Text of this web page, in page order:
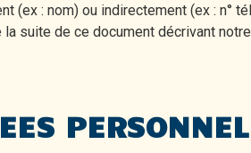
: nom) ou indirectement (ex : n°
suite de ce document décrivant